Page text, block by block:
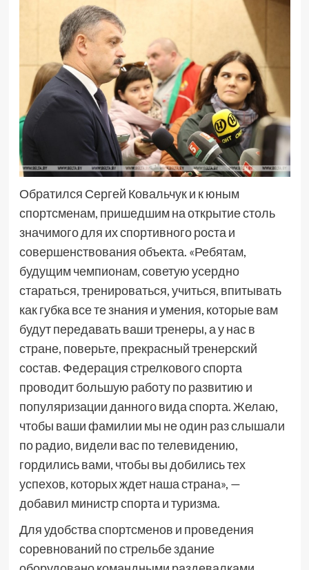
Обратился Сергей Ковальчук и к юным
спортсменам, пришедшим на открытие столь
значимого для их спортивного роста и
совершенствования объекта. «Ребятам,
будущим чемпионам, советую усердно
стараться, тренироваться, учиться, впитывать
как губка все те знания и умения, которые вам
будут передавать ваши тренеры, а у нас в
стране, поверьте, прекрасный тренерский
состав. Федерация стрелкового спорта
проводит большую работу по развитию и
популяризации данного вида спорта. Желаю,
чтобы ваши фамилии мы не один раз слышали
по радио, видели вас по телевидению,
гордились вами, чтобы вы добились тех
успехов, которых ждет наша страна», —
добавил министр спорта и туризма.
Для удобства спортсменов и проведения
соревнований по стрельбе здание